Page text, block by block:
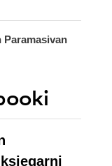
Paramasivan